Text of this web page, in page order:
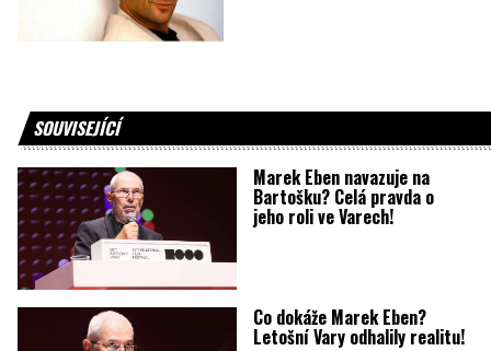
SOUVISEJÍCÍ
Marek Eben navazuje na
Bartošku? Celá pravda o
jeho roli ve Varech!
Co dokáže Marek Eben?
Letošní Vary odhalily realitu!